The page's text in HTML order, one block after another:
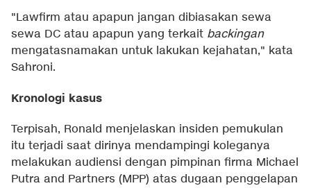
"Lawfirm atau apapun jangan dibiasakan sewa
sewa DC atau apapun yang terkait backingan
mengatasnamakan untuk lakukan kejahatan," kata
Sahroni.
Kronologi kasus
Terpisah, Ronald menjelaskan insiden pemukulan
itu terjadi saat dirinya mendampingi koleganya
melakukan audiensi dengan pimpinan firma Michael
Putra and Partners (MPP) atas dugaan penggelapan